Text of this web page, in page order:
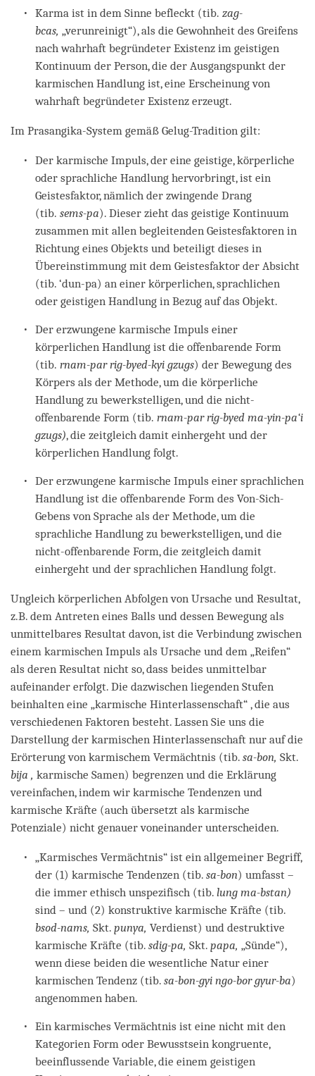
Karma ist in dem Sinne befleckt (tib.zag-
bcas, „verunreinigt“), als die Gewohnheit des Greifens
nach wahrhaft begründeter Existenz im geistigen
Kontinuum der Person, die der Ausgangspunkt der
karmischen Handlung ist, eine Erscheinung von
wahrhaft begründeter Existenz erzeugt.
Im Prasangika-System gemäß Gelug-Tradition gilt:
Der karmische Impuls, der eine geistige, körperliche
oder sprachliche Handlung hervorbringt, ist ein
Geistesfaktor, nämlich der zwingende Drang
(tib.sems-pa). Dieser zieht das geistige Kontinuum
zusammen mit allen begleitenden Geistesfaktoren in
Richtung eines Objekts und beteiligt dieses in
Übereinstimmung mit dem Geistesfaktor der Absicht
(tib. ‘dun-pa) an einer körperlichen, sprachlichen
oder geistigen Handlung in Bezug auf das Objekt.
Der erzwungene karmische Impuls einer
körperlichen Handlung ist die offenbarende Form
(tib.rnam-par rig-byed-kyi gzugs) der Bewegung des
Körpers als der Methode, um die körperliche
Handlung zu bewerkstelligen, und die nicht-
offenbarende Form (tib.rnam-par rig-byed ma-yin-pa‘i
gzugs), die zeitgleich damit einhergeht und der
körperlichen Handlung folgt.
Der erzwungene karmische Impuls einer sprachlichen
Handlung ist die offenbarende Form des Von-Sich-
Gebens von Sprache als der Methode, um die
sprachliche Handlung zu bewerkstelligen, und die
nicht-offenbarende Form, die zeitgleich damit
einhergeht und der sprachlichen Handlung folgt.
Ungleich körperlichen Abfolgen von Ursache und Resultat,
z.B. dem Antreten eines Balls und dessen Bewegung als
unmittelbares Resultat davon, ist die Verbindung zwischen
einem karmischen Impuls als Ursache und dem „Reifen“
als deren Resultat nicht so, dass beides unmittelbar
aufeinander erfolgt. Die dazwischen liegenden Stufen
beinhalten eine „karmische Hinterlassenschaft“ , die aus
verschiedenen Faktoren besteht. Lassen Sie uns die
Darstellung der karmischen Hinterlassenschaft nur auf die
Erörterung von karmischem Vermächtnis (tib. sa-bon, Skt.
bija , karmische Samen) begrenzen und die Erklärung
vereinfachen, indem wir karmische Tendenzen und
karmische Kräfte (auch übersetzt als karmische
Potenziale) nicht genauer voneinander unterscheiden.
„Karmisches Vermächtnis“ ist ein allgemeiner Begriff,
der (1) karmische Tendenzen (tib.sa-bon) umfasst –
die immer ethisch unspezifisch (tib.lung ma-bstan)
sind – und (2) konstruktive karmische Kräfte (tib.
bsod-nams, Skt.punya, Verdienst) und destruktive
karmische Kräfte (tib.sdig-pa, Skt.papa, „Sünde“),
wenn diese beiden die wesentliche Natur einer
karmischen Tendenz (tib.sa-bon-gyi ngo-bor gyur-ba)
angenommen haben.
Ein karmisches Vermächtnis ist eine nicht mit den
Kategorien Form oder Bewusstsein kongruente,
beeinflussende Variable, die einem geistigen